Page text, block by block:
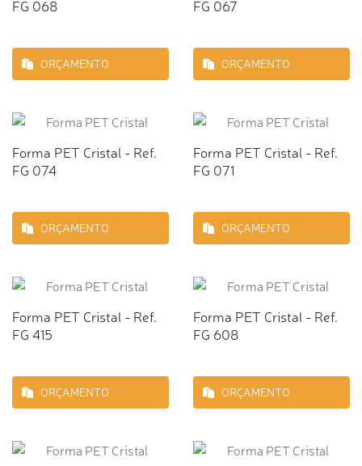
FG 068
ORÇAMENTO
FG 067
ORÇAMENTO
Forma PET Cristal - Ref.
FG 074
ORÇAMENTO
Forma PET Cristal - Ref.
FG 071
ORÇAMENTO
Forma PET Cristal - Ref.
FG 415
ORÇAMENTO
Forma PET Cristal - Ref.
FG 608
ORÇAMENTO